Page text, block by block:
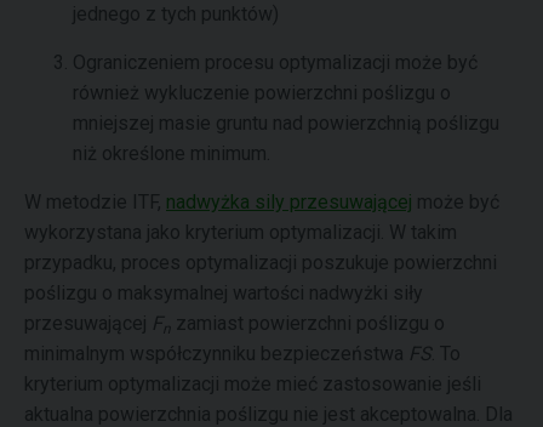
jednego z tych punktów)
Ograniczeniem procesu optymalizacji może być
również wykluczenie powierzchni poślizgu o
mniejszej masie gruntu nad powierzchnią poślizgu
niż określone minimum.
W metodzie ITF, nadwyżka sily przesuwającej może być
wykorzystana jako kryterium optymalizacji. W takim
przypadku, proces optymalizacji poszukuje powierzchni
poślizgu o maksymalnej wartości nadwyżki siły
przesuwającej Fn
zamiast powierzchni poślizgu o
minimalnym współczynniku bezpieczeństwa FS . To
kryterium optymalizacji może mieć zastosowanie jeśli
aktualna powierzchnia poślizgu nie jest akceptowalna. Dla